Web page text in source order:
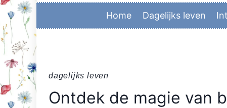
Home Dagelijks leven
dagelijks leven
Ontdek de magie van